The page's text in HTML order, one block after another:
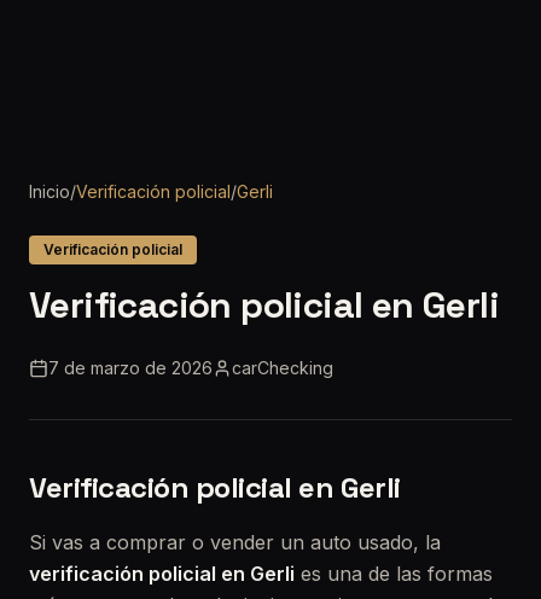
Inicio/Verificación policial/Gerli
Verificación policial
Verificación policial en Gerli
7 de marzo de 2026 carChecking
Verificación policial en Gerli
Si vas a comprar o vender un auto usado, la
verificación policial en Gerli es una de las formas